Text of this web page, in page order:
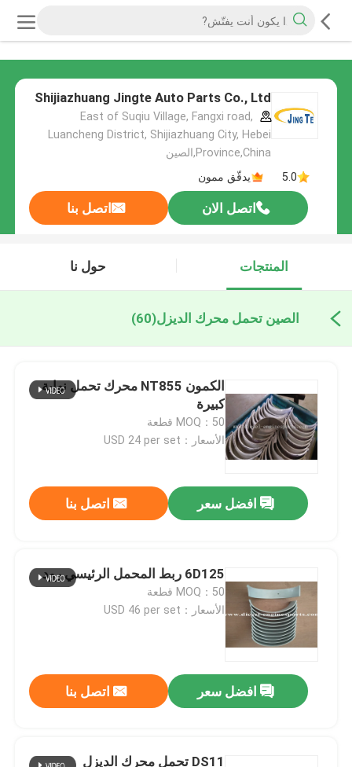
Shijiazhuang Jingte Auto Parts Co., Ltd
East of Suqiu Village, Fangxi road,
Luancheng District, Shijiazhuang City, Hebei
Province,China,الصين
5.0
يدقّق ممون
اتصل الان اتصل بنا
المنتجات حول نا
الصين تحمل محرك الديزل(60)
الكمون NT855 محرك تحمل نهاية
كبيرة
MOQ：50 قطعة
الأسعار：USD 24 per set
افضل سعر اتصل بنا
6D125 ربط المحمل الرئيسي رود
MOQ：50 قطعة
الأسعار：USD 46 per set
افضل سعر اتصل بنا
DS11 تحمل محرك الديزل